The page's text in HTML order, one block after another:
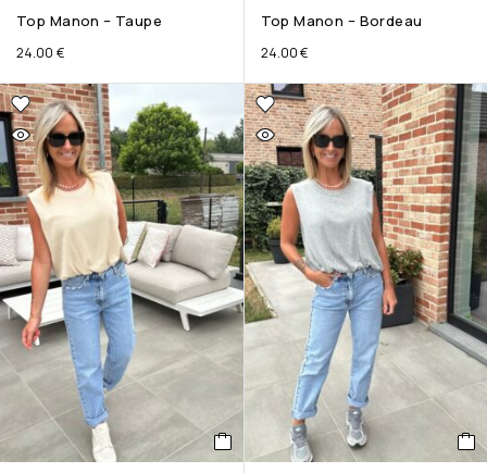
Top Manon – Taupe
24.00 €
Top Manon – Bordeau
24.00€